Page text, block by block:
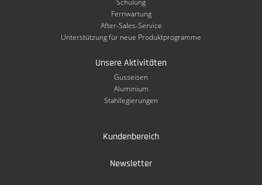
Schulung
Fernwartung
After-Sales-Service
Unterstützung für neue Produktprogramme
Unsere Aktivitäten
Gusseisen
Aluminium
Stahllegierungen
Kundenbereich
Newsletter